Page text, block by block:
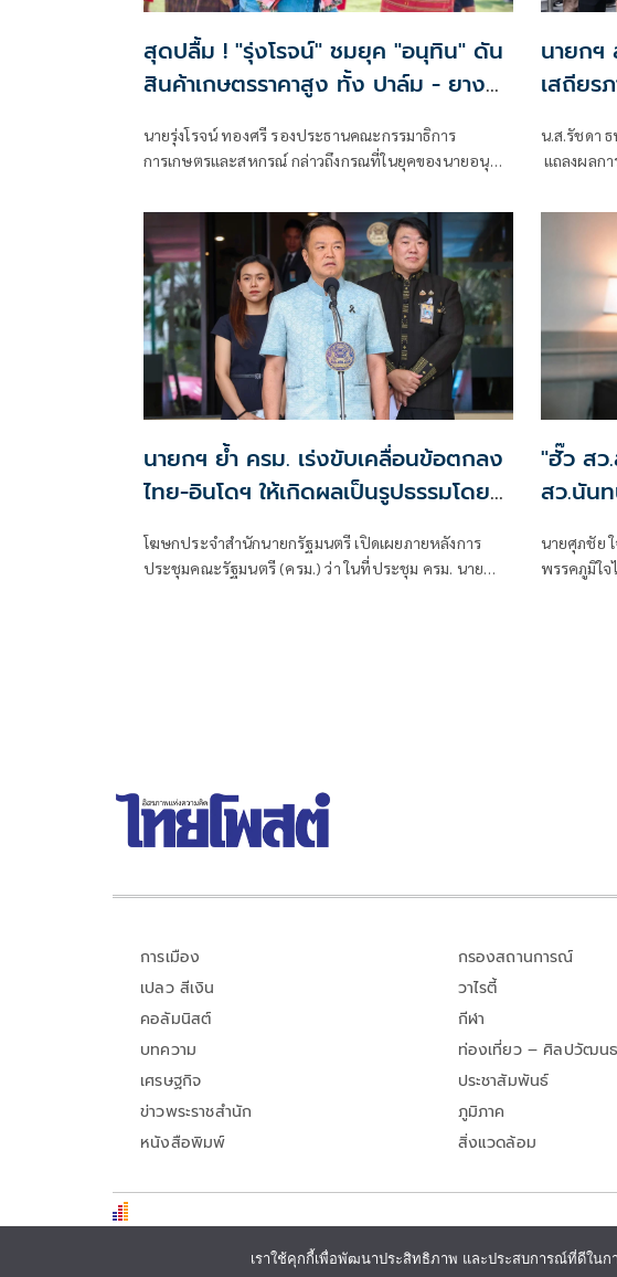
สุดปลื้ม ! "รุ่งโรจน์" ชมยุค "อนุทิน" ดัน
สินค้าเกษตรราคาสูง ทั้ง ปาล์ม - ยาง
เป็นรูปธรรม พร้อมเดินหน้าลดต้นทุนปุ๋ย
นายรุ่งโรจน์ ทองศรี รองประธานคณะกรรมาธิการ
การเกษตรและสหกรณ์ กล่าวถึงกรณที่ในยุคของนายอนุทิน
ปาล์ม มีราคาที่สูงขึ้น ว่า ในยุคของของท่านอนุทินเป็น
นายกรัฐมนตรี
นายกฯ
เสถียร
น.ส.รัชดา
แถลงผลก
ทราบคำต
รัฐบาลนี้มี
นายกฯ ย้ำ ครม. เร่งขับเคลื่อนข้อตกลง
ไทย-อินโดฯ ให้เกิดผลเป็นรูปธรรมโดย
โฆษกประจำสำนักนายกรัฐมนตรี เปิดเผยภายหลังการ
ประชุมคณะรัฐมนตรี (ครม.) ว่า ในที่ประชุม ครม. นาย
"ฮั๊ว สว
สว.นัน
เมืองท
เพรา
นายศุภชัย
พรรคภูมิใ
การเมือง
เปลว สีเงิน
คอลัมนิสต์
บทความ
เศรษฐกิจ
ข่าวพระราชสำนัก
หนังสือพิมพ์
กรองสถานการณ์
วาไรตี้
กีฬา
ท่องเที่ยว – ศิลปวัฒน
ประชาสัมพันธ์
ภูมิภาค
สิ่งแวดล้อม
เราใช้คุกกี้เพื่อพัฒนาประสิทธิภาพ และประสบการณ์ที่ดีใน